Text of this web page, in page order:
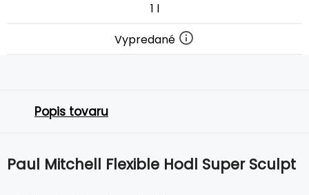
1 l
Vypredané
Popis tovaru
Paul Mitchell Flexible Hodl Super Sculpt